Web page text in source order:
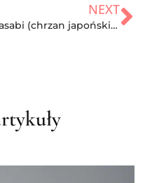
NEXT
Wasabi (chrzan japoński) – właściwości i wartości odżywcze